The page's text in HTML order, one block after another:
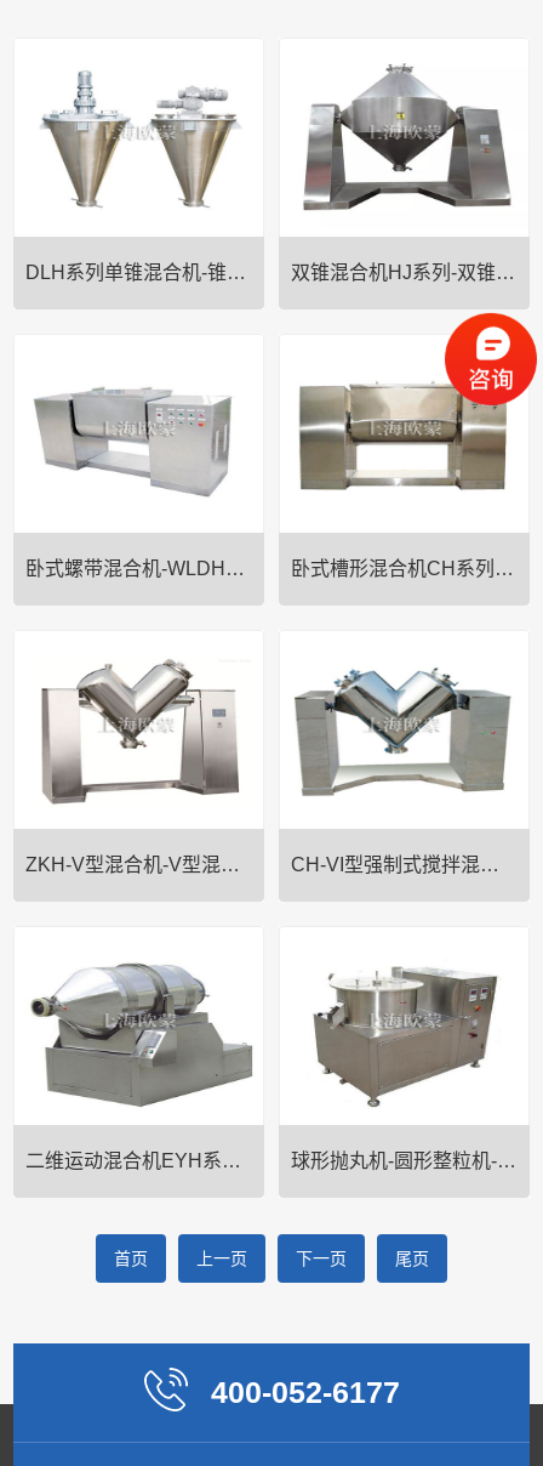
DLH系列单锥混合机-锥形混合机-锥形混料机
制药、化工、饲料等行业的各种
粉体或糊状物料的混合。二、工
作原理:该机为单螺杆加S式浆叶
组合而成，搅拌范围大，混合速
双锥混合机HJ系列-双锥高效混料机
HJ系列双锥混合机工作原理: 该
机同V型混合机的功能相似。各项
技术指标均能达到国内外同类产
品标准。筒体均用不锈钢材料制
作，外形美观，操作方便。HJ系
列双锥混合机主要用途： 本机对
卧式螺带混合机-WLDH系列
效、高精度的混合设备，**适用于
制药、食品、化工、及其它工业
对各种粉粒体或糊状物料的高均
匀度混合。二、产品特点:该机由
混合槽、螺旋搅拌叶片和传动部
卧式槽形混合机CH系列-卧式混料机
式槽形混合机，在制药、化工、
食品工业中用于混合粉状或糊状
的物料。二、工作原理:本机通过
机械传动，使S式搅拌桨旋转，推
动物料往复翻动，均匀混合，操
ZKH-V型混合机-V型混料机
要用途： 本机用于医药、化工、
食品、冶金等工业上的干物料颗
粒混合之用。 ZKH-V型混合机特
点： 混合筒体结构*特，混合效率
高、无死角、筒体用不锈钢材料
CH-VI型强制式搅拌混合机
要用途:本公司引进吸收消化国外
新技术、研制了V1型强制式搅拌
混合机。适用于制药、食品、化
工等行业的物料混合。二、产品
特点:该机对较细的粉粒，凝块后
二维运动混合机EYH系列-实验室二维混合机-混料机
化工、食品等行业，**适用于各种
作自转的同时，又绕水平轴作“可
倒置”摇摆运动，从而迫···
球形抛丸机-圆形整粒机-滚圆机
过设置旋转离心盘、鼓风机、气
再将旋转离心盘启动，使湿颗粒
力、···
首页 上一页 下一页 尾页
400-052-6177